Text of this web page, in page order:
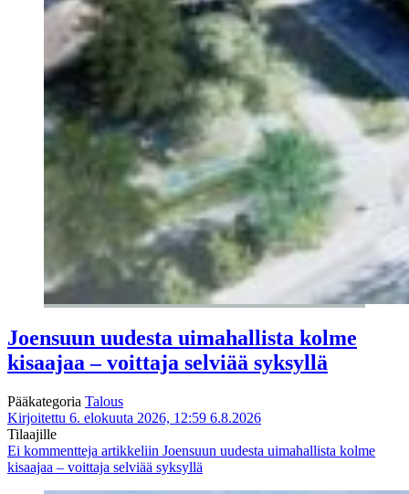
Joensuun uudesta uimahallista kolme
kisaajaa – voittaja selviää syksyllä
Pääkategoria Talous
Kirjoitettu 6. elokuuta 2026, 12:59 6.8.2026
Tilaajille
Ei kommentteja artikkeliin Joensuun uudesta uimahallista kolme
kisaajaa – voittaja selviää syksyllä